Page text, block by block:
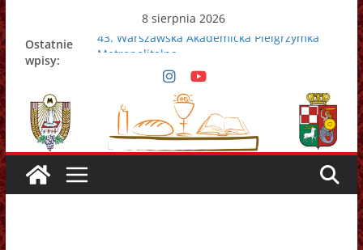
Przejdź
do
treści
8 sierpnia 2026
Ostatnie
wpisy:
43. Warszawska Akademicka Pielgrzymka
Metropolitalna
Nowy Papież – Leon XIV
Zmarł papież Franciszek
Adrian Galbas nowym metropolitą
warszawskim
Zmarł ks. prałat Kazimierz Apel